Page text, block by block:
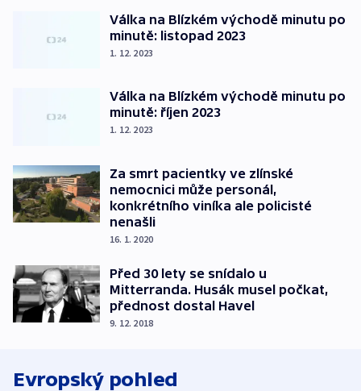
Válka na Blízkém východě minutu po
minutě: listopad 2023
1. 12. 2023
Válka na Blízkém východě minutu po
minutě: říjen 2023
1. 12. 2023
Za smrt pacientky ve zlínské
nemocnici může personál,
konkrétního viníka ale policisté
nenašli
16. 1. 2020
Před 30 lety se snídalo u
Mitterranda. Husák musel počkat,
přednost dostal Havel
9. 12. 2018
Evropský pohled